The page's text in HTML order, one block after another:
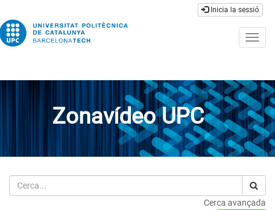
Inicia la sessió
Zonavídeo UPC
Cerca
Cerca avançada